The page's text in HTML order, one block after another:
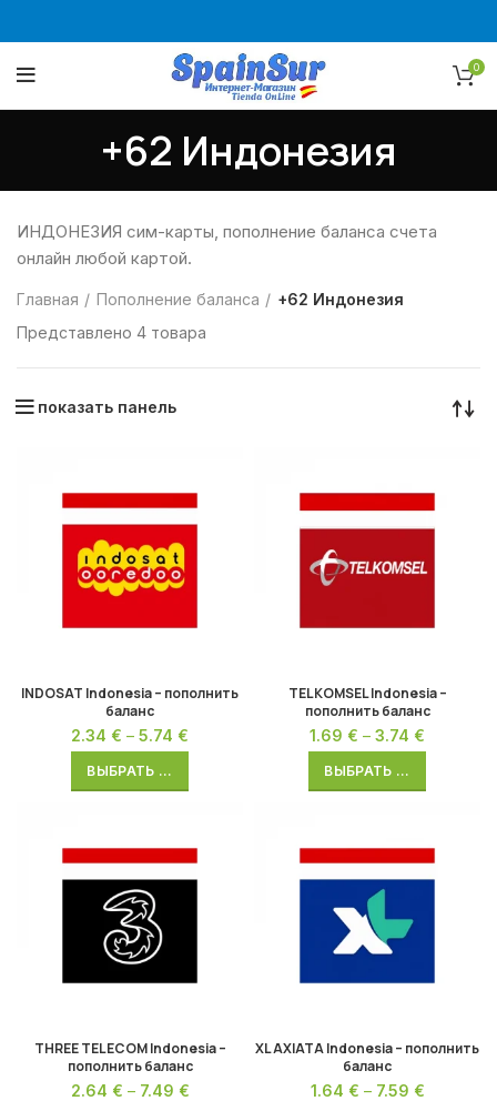
0
+62 Индонезия
ИНДОНЕЗИЯ сим-карты, пополнение баланса счета
онлайн любой картой.
Главная Пополнение баланса
+62 Индонезия
Представлено 4 товара
показать панель
INDOSAT Indonesia – пополнить
баланс
2.34 € – 5.74 €
ВЫБРАТЬ ...
TELKOMSEL Indonesia –
пополнить баланс
1.69 € – 3.74 €
ВЫБРАТЬ ...
THREE TELECOM Indonesia –
пополнить баланс
2.64 € – 7.49 €
XL AXIATA Indonesia – пополнить
баланс
1.64 € – 7.59 €